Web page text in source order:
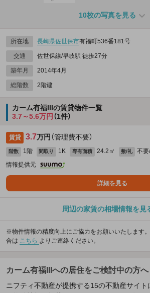
10枚の写真を見る
所在地 長崎県佐世保市有福町536番181号
交通 佐世保線/早岐駅 徒歩27分
築年月 2014年4月
総階数 2階建
カーム有福IIIの賃貸物件一覧
3.7～5.6万円 （1件）
賃貸 3.7万円 （管理費不要）
階数 1階 間取り 1K 専有面積 24.2㎡ 敷/礼
不
情報提供元
詳細を見る
周辺の家賃の相場情報を見
※物件情報の精度向上にご協力をお願いいたします
合は こちら よりご連絡ください。
カーム有福IIIへの居住をご検討中の方へ
ニフティ不動産が提携する15の不動産サイ